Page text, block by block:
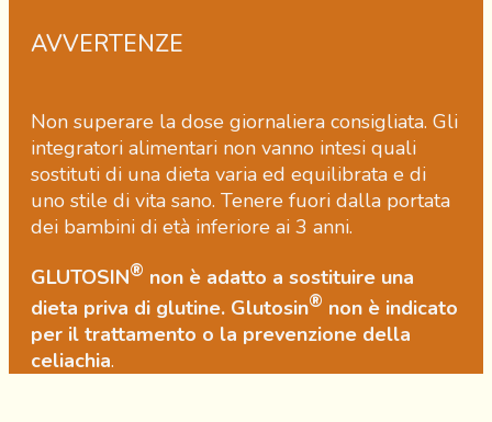
AVVERTENZE
Non superare la dose giornaliera consigliata. Gli
integratori alimentari non vanno intesi quali
sostituti di una dieta varia ed equilibrata e di
uno stile di vita sano. Tenere fuori dalla portata
dei bambini di età inferiore ai 3 anni.
GLUTOSIN® non è adatto a sostituire una
dieta priva di glutine. Glutosin® non è indicato
per il trattamento o la prevenzione della
celiachia.